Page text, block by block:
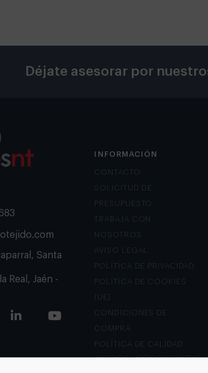
Déjate asesorar por
Santa
Real, Jaén -
INFORMACIÓN
CONTACTO
SOLICITUD DE
TRABAJA CON
AVISO LEGAL
POLÍTICA DE PRIVACIDAD
POLÍTICA DE COOKIES
CONDICIONES DE
COMPRA
POLÍTICA DE CALIDAD
POLÍTICA DE ECODISEÑO